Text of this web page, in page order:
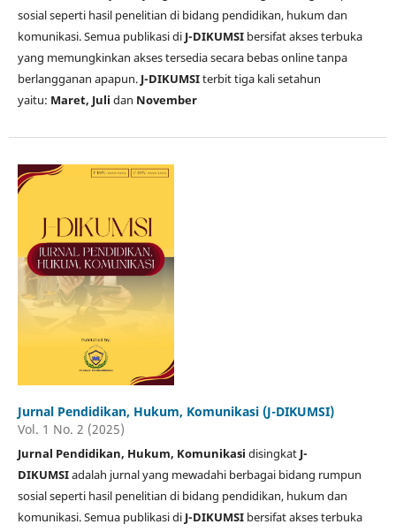
sosial seperti hasil penelitian di bidang pendidikan, hukum dan
komunikasi. Semua publikasi di J-DIKUMSI bersifat akses terbuka
yang memungkinkan akses tersedia secara bebas online tanpa
berlangganan apapun. J-DIKUMSIterbit tiga kali setahun
yaitu: Maret, Juli dan November
Jurnal Pendidikan, Hukum, Komunikasi (J-DIKUMSI)
Vol. 1 No. 2 (2025)
Jurnal Pendidikan, Hukum, Komunikasi disingkat J-
DIKUMSIadalah jurnal yang mewadahi berbagai bidang rumpun
sosial seperti hasil penelitian di bidang pendidikan, hukum dan
komunikasi. Semua publikasi di J-DIKUMSI bersifat akses terbuka